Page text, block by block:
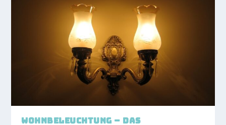
WOHNBELEUCHTUNG – DAS